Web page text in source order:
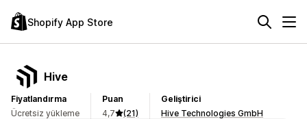
Shopify App Store
Hive
Fiyatlandırma
Ücretsiz yükleme
Puan
4,7
(21)
Geliştirici
Hive Technologies GmbH